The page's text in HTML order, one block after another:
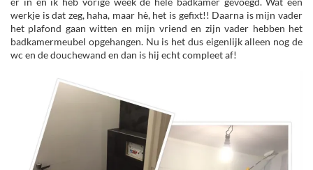
werkje is dat zeg, haha, maar hè, het is gefixt!! Daarna is mijn vader
het plafond gaan witten en mijn vriend en zijn vader hebben het
badkamermeubel opgehangen. Nu is het dus eigenlijk alleen nog de
wc en de douchewand en dan is hij echt compleet af!